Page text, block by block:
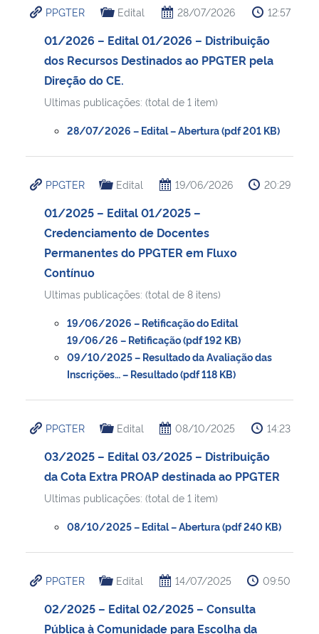
Ministério da Cidadania
Ministério de Minas e Energia
Ministério da Ciência, Tecnologia, Inovações e Comunicações
Ministério do Desenvolvimento Regional
Controladoria-Geral da União
Secretaria-Geral
Gabinete de Segurança Institucional
Advocacia-Geral da União
Banco Central do Brasil
PPGTER Edital 28/07/2026 12:57
01/2026 – Edital 01/2026 – Distribuição
dos Recursos Destinados ao PPGTER pela
Direção do CE.
Ultimas publicações: (total de 1 item)
28/07/2026 – Edital – Abertura (pdf 201 KB)
PPGTER Edital 19/06/2026 20:29
01/2025 – Edital 01/2025 –
Credenciamento de Docentes
Permanentes do PPGTER em Fluxo
Contínuo
Ultimas publicações: (total de 8 itens)
19/06/2026 – Retificação do Edital
19/06/26 – Retificação (pdf 192 KB)
09/10/2025 – Resultado da Avaliação das
Inscrições… – Resultado (pdf 118 KB)
PPGTER Edital 08/10/2025 14:23
03/2025 – Edital 03/2025 – Distribuição
da Cota Extra PROAP destinada ao PPGTER
Ultimas publicações: (total de 1 item)
08/10/2025 – Edital – Abertura (pdf 240 KB)
PPGTER Edital 14/07/2025 09:50
02/2025 – Edital 02/2025 – Consulta
Pública à Comunidade para Escolha da